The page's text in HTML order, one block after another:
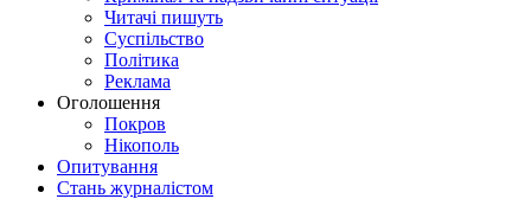
Читачі пишуть
Суспільство
Політика
Реклама
Оголошення
Покров
Нікополь
Опитування
Стань журналістом